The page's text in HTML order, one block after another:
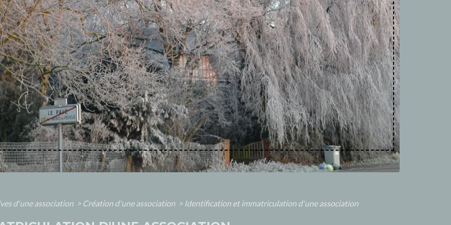
d'une association > Création d'une association > Identification et immatriculation d'une association